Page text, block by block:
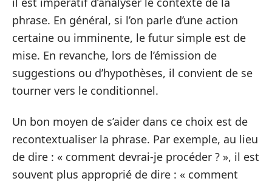
phrase. En général, si l’on parle d’une action
certaine ou imminente, le futur simple est de
mise. En revanche, lors de l’émission de
suggestions ou d’hypothèses, il convient de se
tourner vers le conditionnel.
Un bon moyen de s’aider dans ce choix est de
recontextualiser la phrase. Par exemple, au lieu
de dire : « comment devrai-je procéder ? », il est
souvent plus approprié de dire : « comment